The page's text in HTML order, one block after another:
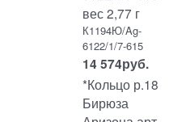
вес 2,77 г
К1194Ю/Ag-
6122/1/7-615
14 574руб.
*Кольцо р.18
Бирюза